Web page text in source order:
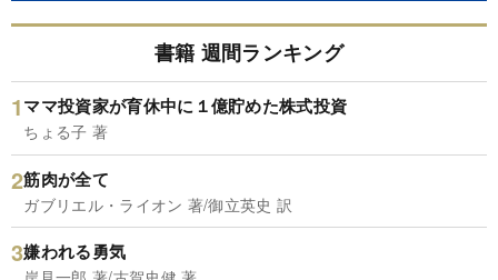
書籍 週間ランキング
ママ投資家が育休中に１億貯めた株式投資
ちょる子 著
筋肉が全て
ガブリエル・ライオン 著/御立英史 訳
嫌われる勇気